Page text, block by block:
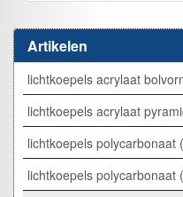
Artikelen
lichtkoepels acrylaat
lichtkoepels acrylaat
lichtkoepels polycarbonaat
lichtkoepels polycarbonaat